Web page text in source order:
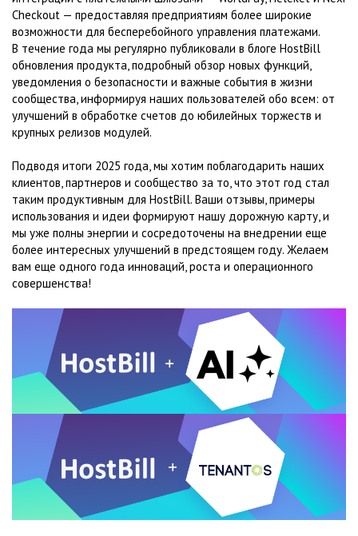
Checkout — предоставляя предприятиям более широкие
возможности для бесперебойного управления платежами.
В течение года мы регулярно публиковали в блоге HostBill
обновления продукта, подробный обзор новых функций,
уведомления о безопасности и важные события в жизни
сообщества, информируя наших пользователей обо всем: от
улучшений в обработке счетов до юбилейных торжеств и
крупных релизов модулей.
Подводя итоги 2025 года, мы хотим поблагодарить наших
клиентов, партнеров и сообщество за то, что этот год стал
таким продуктивным для HostBill. Ваши отзывы, примеры
использования и идеи формируют нашу дорожную карту, и
мы уже полны энергии и сосредоточены на внедрении еще
более интересных улучшений в предстоящем году. Желаем
вам еще одного года инноваций, роста и операционного
совершенства!